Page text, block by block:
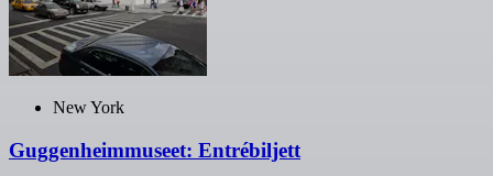
New York
Guggenheimmuseet: Entrébiljett